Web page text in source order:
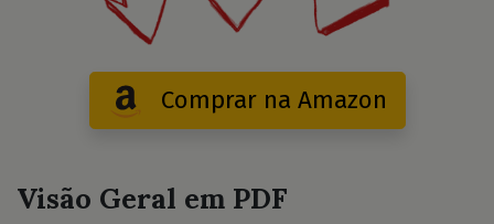
Comprar na Amazon
Visão Geral em PDF